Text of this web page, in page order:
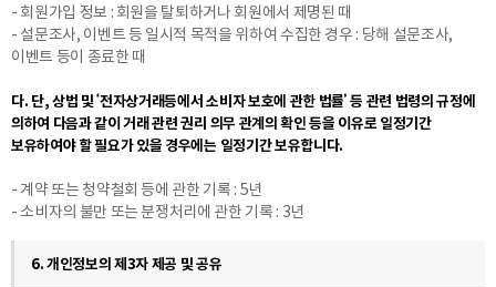
- 회원가입 정보 : 회원을 탈퇴하거나 회원에서 제명된 때
- 설문조사, 이벤트 등 일시적 목적을 위하여 수집한 경우 : 당해 설문조사,
이벤트 등이 종료한 때
다. 단, 상법 및 ‘전자상거래등에서 소비자 보호에 관한 법률’ 등 관련 법령의 규정에
의하여 다음과 같이 거래 관련 권리 의무 관계의 확인 등을 이유로 일정기간
보유하여야 할 필요가 있을 경우에는 일정기간 보유합니다.
- 계약 또는 청약철회 등에 관한 기록 : 5년
- 소비자의 불만 또는 분쟁처리에 관한 기록 : 3년
6. 개인정보의 제3자 제공 및 공유